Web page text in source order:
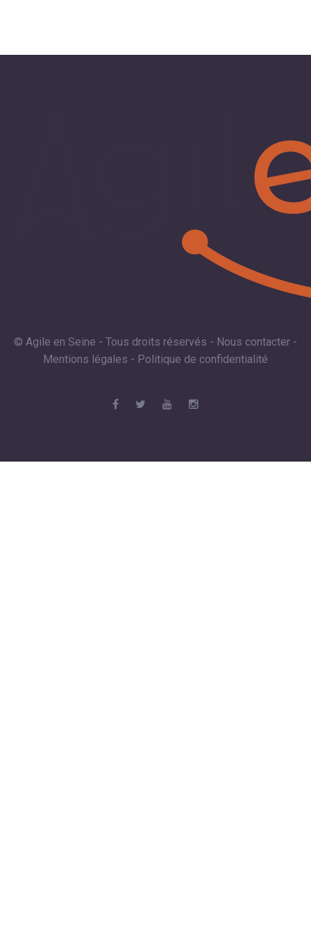
© Agile en Seine - Tous droits réservés - Nous contacter -
Mentions légales - Politique de confidentialité